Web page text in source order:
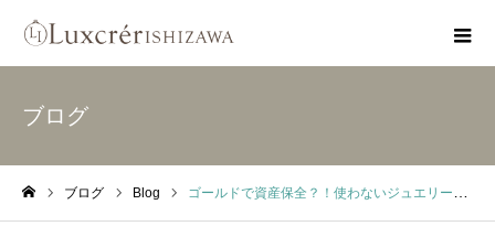
ブログ
ブログ Blog ゴールドで資産保全？！使わないジュエリーの賢い活用方法